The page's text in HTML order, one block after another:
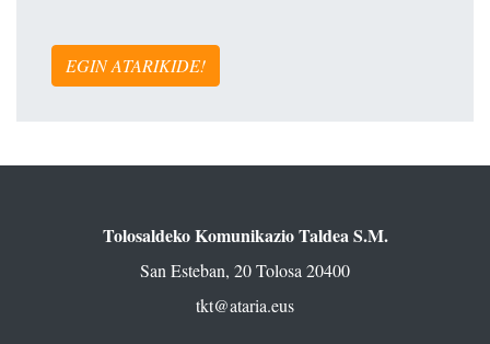
EGIN ATARIKIDE!
Tolosaldeko Komunikazio Taldea S.M.
San Esteban, 20 Tolosa 20400
tkt@ataria.eus